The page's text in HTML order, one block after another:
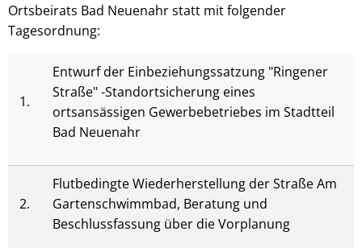
Ortsbeirats Bad Neuenahr statt mit folgender
Tagesordnung:
1.
Entwurf der Einbeziehungssatzung "Ringener
Straße" -Standortsicherung eines
ortsansässigen Gewerbebetriebes im Stadtteil
Bad Neuenahr
2.
Flutbedingte Wiederherstellung der Straße Am
Gartenschwimmbad, Beratung und
Beschlussfassung über die Vorplanung